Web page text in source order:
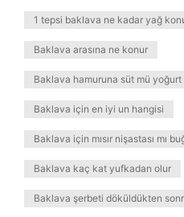
1 tepsi baklava ne kadar yağ
Baklava arasına ne konur
Baklava hamuruna süt mü
Baklava için en iyi un hangisi
Baklava için mısır nişastası mı
Baklava kaç kat yufkadan olur
Baklava şerbeti döküldükten